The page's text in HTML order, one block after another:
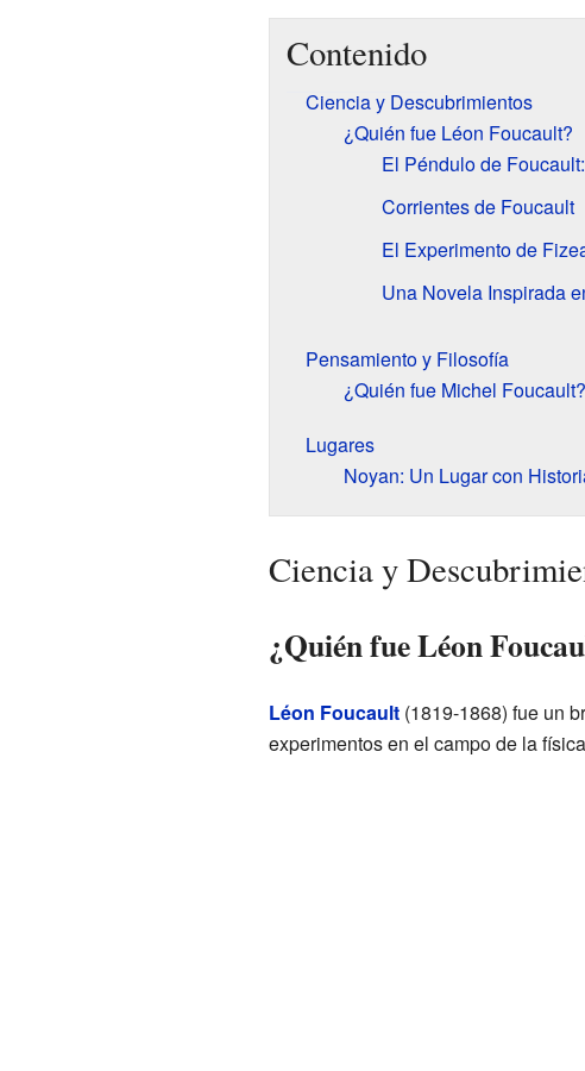
Contenido
Ciencia y Descubrimientos
¿Quién fue Léon Foucault?
El Péndulo de
Corrientes de Foucault
El Experimento de
Una Novela Inspirada
Pensamiento y Filosofía
¿Quién fue Michel Foucault?
Lugares
Noyan: Un Lugar con
Ciencia y
¿Quién fue Léon
Léon Foucault(1819-1868) fue un
experimentos en el campo de la